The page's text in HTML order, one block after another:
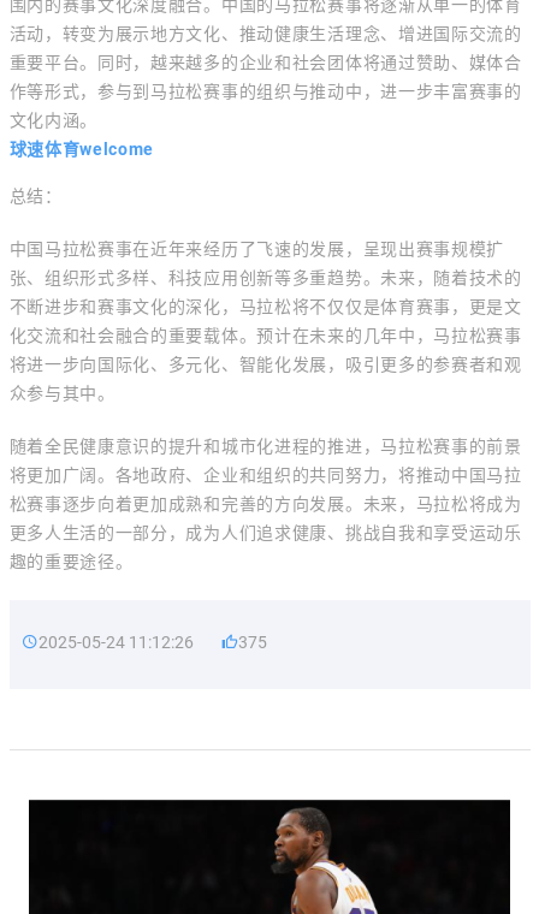
围内的赛事文化深度融合。中国的马拉松赛事将逐渐从单一的体育
活动，转变为展示地方文化、推动健康生活理念、增进国际交流的
重要平台。同时，越来越多的企业和社会团体将通过赞助、媒体合
作等形式，参与到马拉松赛事的组织与推动中，进一步丰富赛事的
文化内涵。
球速体育welcome
总结：
中国马拉松赛事在近年来经历了飞速的发展，呈现出赛事规模扩
张、组织形式多样、科技应用创新等多重趋势。未来，随着技术的
不断进步和赛事文化的深化，马拉松将不仅仅是体育赛事，更是文
化交流和社会融合的重要载体。预计在未来的几年中，马拉松赛事
将进一步向国际化、多元化、智能化发展，吸引更多的参赛者和观
众参与其中。
随着全民健康意识的提升和城市化进程的推进，马拉松赛事的前景
将更加广阔。各地政府、企业和组织的共同努力，将推动中国马拉
松赛事逐步向着更加成熟和完善的方向发展。未来，马拉松将成为
更多人生活的一部分，成为人们追求健康、挑战自我和享受运动乐
趣的重要途径。
2025-05-24 11:12:26 375